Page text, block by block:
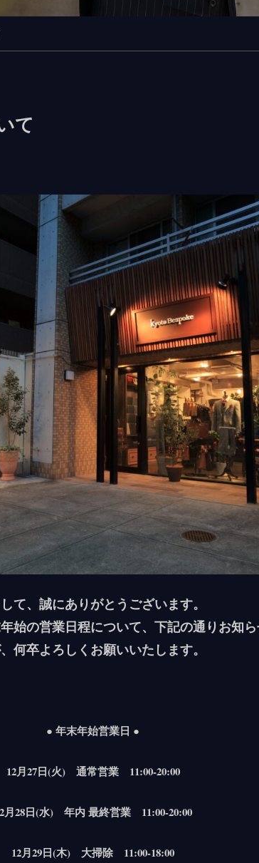
て
て、誠にありがとうございます。
始の営業日程について、下記の通りお知ら
何卒よろしくお願いいたします。
● 年末年始営業日 ●
12月27日(火) 通常営業 11:00-20:00
月28日(水) 年内 最終営業 11:00-20:00
12月29日(木) 大掃除 11:00-18:00